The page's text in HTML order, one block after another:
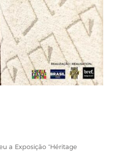
a Exposição “Héritage